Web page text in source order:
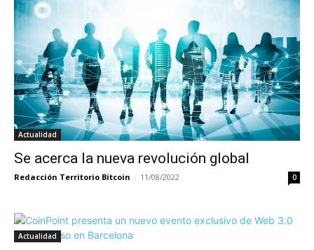
Actualidad
Se acerca la nueva revolución global
Redacción Territorio Bitcoin - 11/08/2022 0
Actualidad